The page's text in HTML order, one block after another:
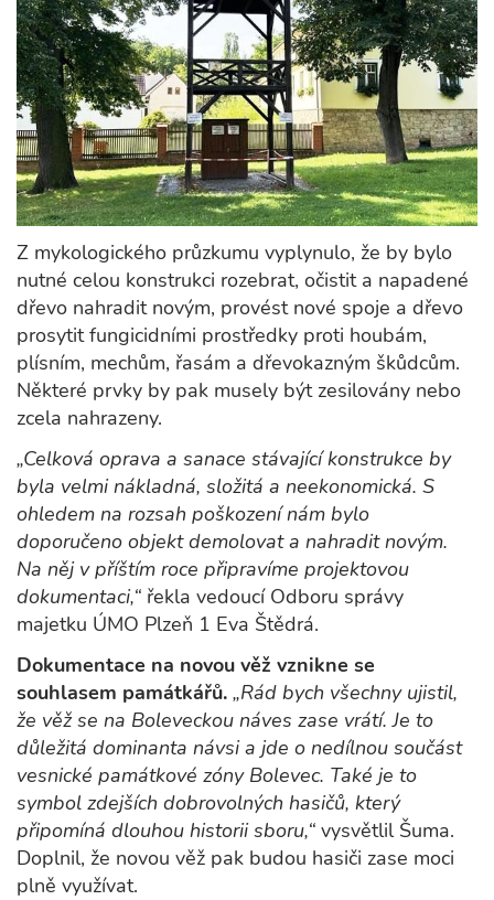
Z mykologického průzkumu vyplynulo, že by bylo
nutné celou konstrukci rozebrat, očistit a napadené
dřevo nahradit novým, provést nové spoje a dřevo
prosytit fungicidními prostředky proti houbám,
plísním, mechům, řasám a dřevokazným škůdcům.
Některé prvky by pak musely být zesilovány nebo
zcela nahrazeny.
„Celková oprava a sanace stávající konstrukce by
byla velmi nákladná, složitá a neekonomická. S
ohledem na rozsah poškození nám bylo
doporučeno objekt demolovat a nahradit novým.
Na něj v příštím roce připravíme projektovou
dokumentaci,“ řekla vedoucí Odboru správy
majetku ÚMO Plzeň 1 Eva Štědrá.
Dokumentace na novou věž vznikne se
souhlasem památkářů. „Rád bych všechny ujistil,
že věž se na Boleveckou náves zase vrátí. Je to
důležitá dominanta návsi a jde o nedílnou součást
vesnické památkové zóny Bolevec. Také je to
symbol zdejších dobrovolných hasičů, který
připomíná dlouhou historii sboru,“ vysvětlil Šuma.
Doplnil, že novou věž pak budou hasiči zase moci
plně využívat.